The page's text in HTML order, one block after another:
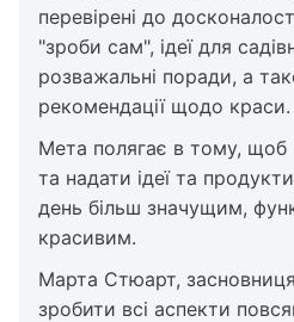
перевірені до
"зроби сам", ідеї для
розважальні поради, а
рекомендації щодо краси.
Мета полягає в тому, щоб
та надати ідеї та
день більш значущим,
красивим.
Марта Стюарт,
зробити всі аспекти